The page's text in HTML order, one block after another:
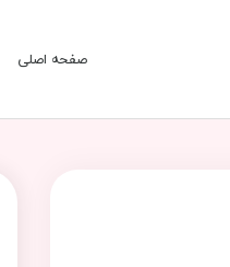
صفحه اصلی